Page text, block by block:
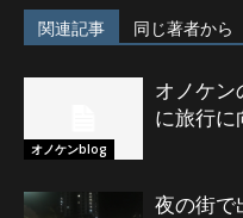
関連記事 同じ著者から
オノケンblog
オノケン
に旅行に
夜の街で